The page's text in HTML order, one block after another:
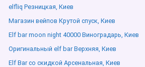
elfliq Резницкая, Киев
Магазин вейпов Крутой спуск, Киев
Elf bar moon night 40000 Виноградарь, Киев
Оригинальный elf bar Верхняя, Киев
Elf Bar со скидкой Арсенальная, Киев